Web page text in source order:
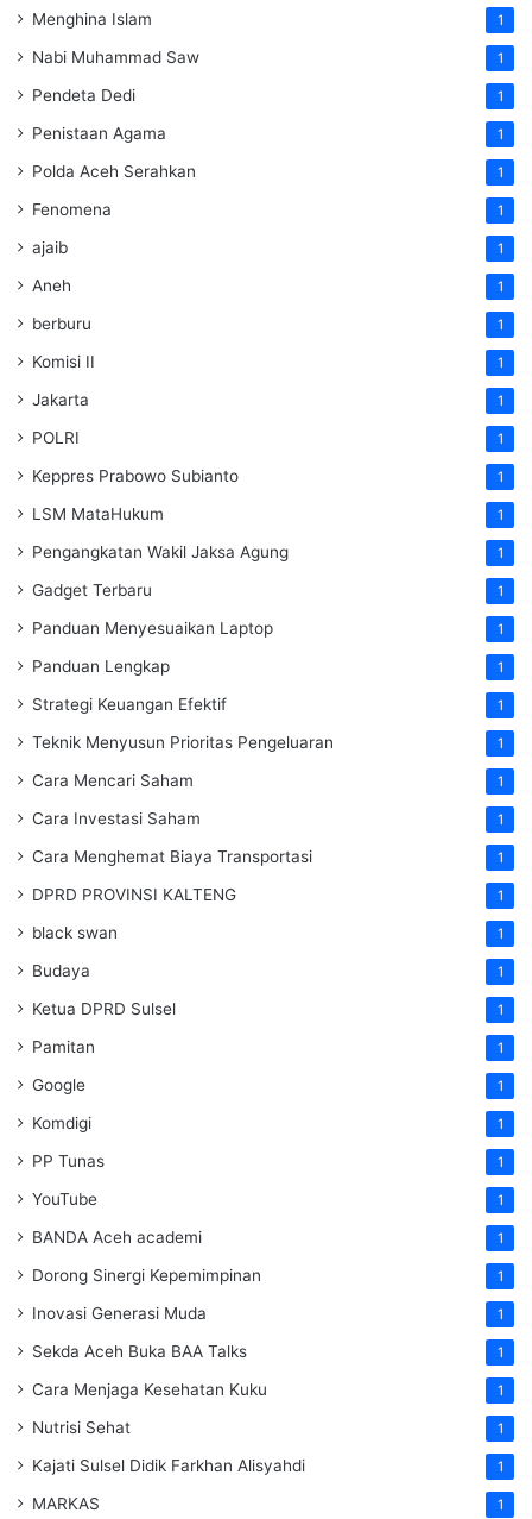
Menghina Islam 1
Nabi Muhammad Saw 1
Pendeta Dedi 1
Penistaan Agama 1
Polda Aceh Serahkan 1
Fenomena 1
ajaib 1
Aneh 1
berburu 1
Komisi II 1
Jakarta 1
POLRI 1
Keppres Prabowo Subianto 1
LSM MataHukum 1
Pengangkatan Wakil Jaksa Agung 1
Gadget Terbaru 1
Panduan Menyesuaikan Laptop 1
Panduan Lengkap 1
Strategi Keuangan Efektif 1
Teknik Menyusun Prioritas Pengeluaran 1
Cara Mencari Saham 1
Cara Investasi Saham 1
Cara Menghemat Biaya Transportasi 1
DPRD PROVINSI KALTENG 1
black swan 1
Budaya 1
Ketua DPRD Sulsel 1
Pamitan 1
Google 1
Komdigi 1
PP Tunas 1
YouTube 1
BANDA Aceh academi 1
Dorong Sinergi Kepemimpinan 1
Inovasi Generasi Muda 1
Sekda Aceh Buka BAA Talks 1
Cara Menjaga Kesehatan Kuku 1
Nutrisi Sehat 1
Kajati Sulsel Didik Farkhan Alisyahdi 1
MARKAS 1